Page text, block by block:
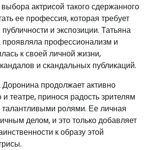
актрисой такого сдержанного
ее профессия, которая требует
и экспозиции. Татьяна
проявляла профессионализм и
к своей личной жизни,
и скандальных публикаций.
продолжает активно
театре, принося радость зрителям
ролями. Ее личная
делом, и это только добавляет
к образу этой